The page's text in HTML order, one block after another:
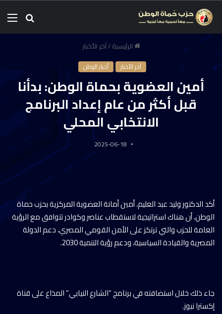
الرئيسية/آخر الأخبار
آخر الأخبار أخبار الوطن
أمين العضوية بحماة الوطن: بدأنا
قبل أكثر من عام إعداد البرنامج
الانتخابي المحلي
2025-06-18
أكد الدكتور وليد عبد العليم، أمين أمانة العضوية المركزية بحزب حماة
الوطن، أن هناك استراتيجية لاستقطاب عناصر وكوادر تتوافق مع الرؤية
العامة للحزب والتي ترتكز على الأمن القومي المصري، دعم الدولة
المصرية والقيادة السياسية، ودعم رؤية التنمية 2030.
جاء ذلك خلال استضافته في برنامج “الشارع النيابي” المذاع على قناة
إكسترا نيوز.